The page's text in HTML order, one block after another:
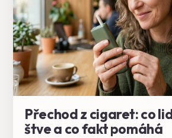
Přechod z cigaret: co
štve a co fakt pomáhá